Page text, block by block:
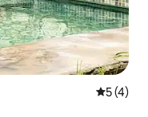
平均评分
5 (4)